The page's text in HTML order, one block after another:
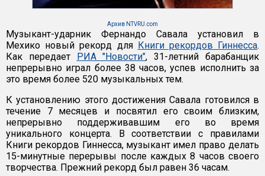
Архив NTVRU.com
Музыкант-ударник Фернандо Савала установил в
Мехико новый рекорд для Книги рекордов Гиннесса.
Как передает РИА "Новости", 31-летний барабанщик
непрерывно играл более 38 часов, успев исполнить за
это время более 520 музыкальных тем.
К установлению этого достижения Савала готовился в
течение 7 месяцев и посвятил его своим близким,
непрерывно поддерживавшим его во время
уникального концерта. В соответствии с правилами
Книги рекордов Гиннесса, музыкант имел право делать
15-минутные перерывы после каждых 8 часов своего
творчества. Прежний рекорд был равен 36 часам.